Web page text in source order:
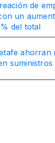
de
un
del total
ahorran
suministros